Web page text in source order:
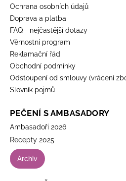
Ochrana osobních údajů
Doprava a platba
FAQ - nejčastější dotazy
Věrnostní program
Reklamační řád
Obchodní podmínky
Odstoupení od smlouvy (vrácení
Slovník pojmů
PEČENÍ S AMBASADORY
Ambasadoři 2026
Recepty 2025
Archiv